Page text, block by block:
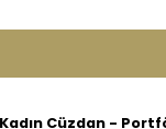
Cüzdan -